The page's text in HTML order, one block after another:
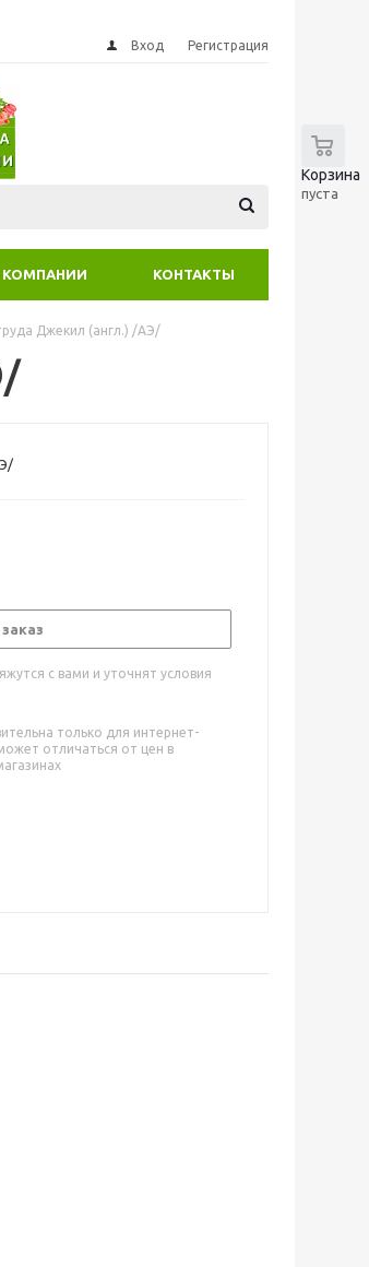
Вход Регистрация
Корзина
пуста
КОМПАНИИ КОНТАКТЫ
Джекил (англ.) /АЭ/
с вами и уточнят условия
только для интернет-
отличаться от цен в